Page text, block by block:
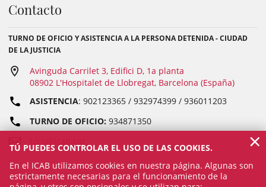
Contacto
TURNO DE OFICIO Y ASISTENCIA A LA PERSONA DETENIDA - CIUDAD
DE LA JUSTICIA
Avinguda Carrilet 3, Edifici D, 1a planta
08902 L'Hospitalet de Llobregat, Barcelona (España)
ASISTENCIA: 902123365 / 932974399 / 936011203
TURNO DE OFICIO: 934871350
TÚ PUEDES CONTROLAR EL USO DE LAS COOKIES.
En el ICAB utilizamos cookies en nuestra página. Algunas son
estrictamente necesarias para el funcionamiento de la
×